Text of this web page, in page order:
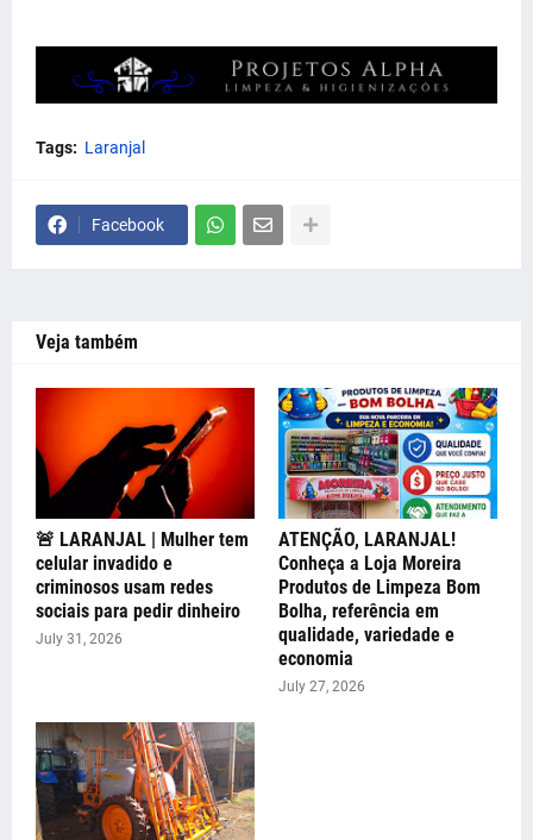
Tags: Laranjal
Facebook
Veja também
🚨 LARANJAL | Mulher tem
celular invadido e
criminosos usam redes
sociais para pedir dinheiro
July 31, 2026
ATENÇÃO, LARANJAL!
Conheça a Loja Moreira
Produtos de Limpeza Bom
Bolha, referência em
qualidade, variedade e
economia
July 27, 2026